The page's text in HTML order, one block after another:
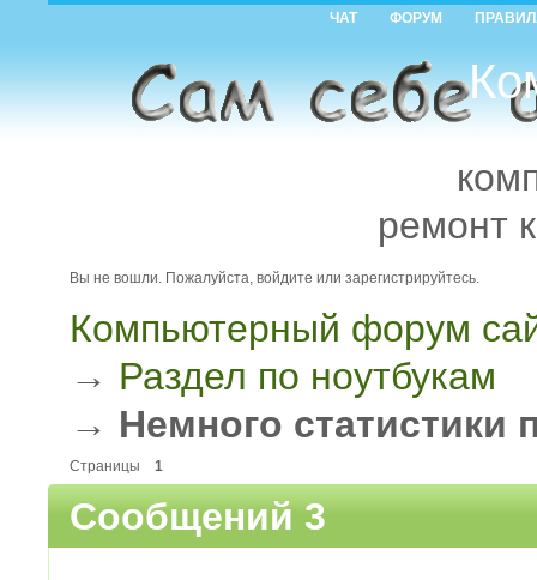
ЧАТ ФОРУМ
ремонт
Вы не вошли. Пожалуйста, войдите или зарегистрируйтесь.
Компьютерный форум
→ Раздел по ноутбукам
→ Немного статистики
Страницы 1
Сообщений 3